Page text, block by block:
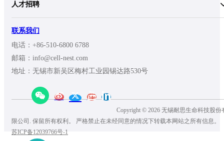
人才招聘
联系我们
电话：+86-510-6800 6788
邮箱：info@cell-nest.com
地址：无锡市新吴区梅村工业园锡达路530号
Copyright © 2026 无锡耐思生命科技股份
限公司. 保留所有权利。 严格禁止在未经同意的情况下转载本网站之所有信息。
苏ICP备12039766号-1